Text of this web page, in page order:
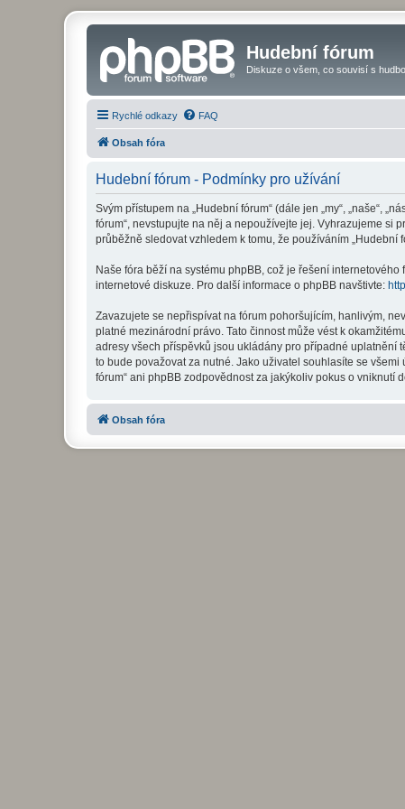
Hudební fórum
Diskuze o všem, co souvisí s
Rychlé odkazy FAQ
Obsah fóra
Hudební fórum - Podmínky pro užívání
Svým přístupem na „Hudební fórum“ (dále jen „my“, „naše“,
fórum“, nevstupujte na něj a nepoužívejte jej. Vyhrazujeme si
průběžně sledovat vzhledem k tomu, že používáním „Hudební
Naše fóra běží na systému phpBB, což je řešení internetového
internetové diskuze. Pro další informace o phpBB navštivte:
Zavazujete se nepřispívat na fórum pohoršujícím, hanlivým,
platné mezinárodní právo. Tato činnost může vést k
adresy všech příspěvků jsou ukládány pro případné uplatnění
to bude považovat za nutné. Jako uživatel souhlasíte se
fórum“ ani phpBB zodpovědnost za jakýkoliv pokus o vniknutí
Obsah fóra